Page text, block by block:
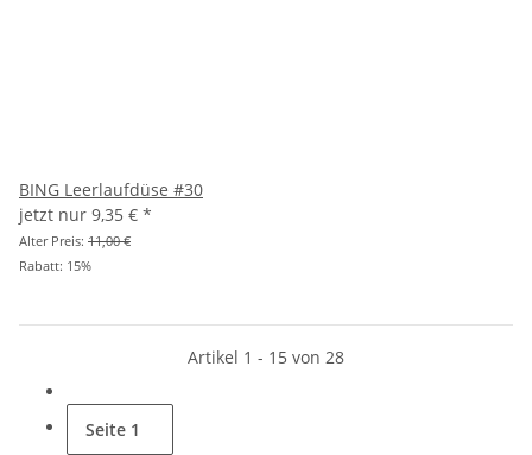
BING Leerlaufdüse #30
jetzt nur 9,35 € *
Alter Preis: 11,00 €
Rabatt: 15%
Artikel 1 - 15 von 28
Seite 1